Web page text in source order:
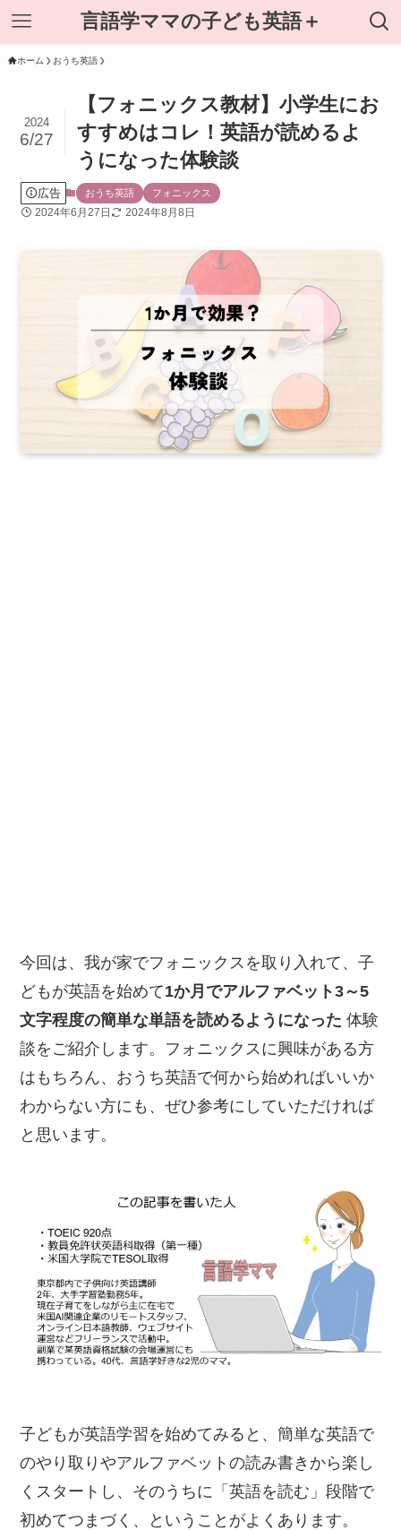
言語学ママの子ども英語＋
ホーム おうち英語
【フォニックス教材】小学生にお
すすめはコレ！英語が読めるよ
うになった体験談
2024
6/27
広告 おうち英語 フォニックス
2024年6月27日 2024年8月8日
今回は、我が家でフォニックスを取り入れて、子
どもが英語を始めて1か月でアルファベット3～5
文字程度の簡単な単語を読めるようになった 体験
談をご紹介します。フォニックスに興味がある方
はもちろん、おうち英語で何から始めればいいか
わからない方にも、ぜひ参考にしていただければ
と思います。
子どもが英語学習を始めてみると、簡単な英語で
のやり取りやアルファベットの読み書きから楽し
くスタートし、そのうちに「英語を読む」段階で
初めてつまづく、ということがよくあります。